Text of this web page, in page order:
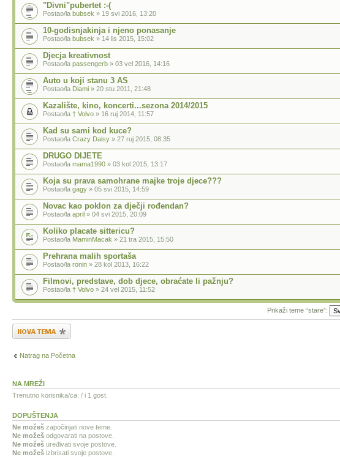
"Divni"pubertet :-(
Postao/la bubsek » 19 svi 2016, 13:20
10-godisnjakinja i njeno ponasanje
Postao/la bubsek » 14 lis 2015, 15:02
Djecja kreativnost
Postao/la passengerb » 03 vel 2016, 14:16
Auto u koji stanu 3 AS
Postao/la Diami » 20 stu 2011, 21:48
Kazalište, kino, koncerti...sezona 2014/2015
Postao/la † Volvo » 16 ruj 2014, 11:57
Kad su sami kod kuce?
Postao/la Crazy Daisy » 27 ruj 2015, 08:35
DRUGO DIJETE
Postao/la mama1990 » 03 kol 2015, 13:17
Koja su prava samohrane majke troje djece???
Postao/la gagy » 05 svi 2015, 14:59
Novac kao poklon za dječji rođendan?
Postao/la april » 04 svi 2015, 20:09
Koliko placate sittericu?
Postao/la MaminMacak » 21 tra 2015, 15:50
Prehrana malih sportaša
Postao/la ronin » 28 kol 2013, 16:22
Filmovi, predstave, dob djece, obraćate li pažnju?
Postao/la † Volvo » 24 vel 2015, 11:52
Prikaži teme “stare”:
Započni novu temu
Natrag na Početna
NA MREŽI
Trenutno korisnika/ca: / i 1 gost.
DOPUŠTENJA
Ne možeš započinjati nove teme.
Ne možeš odgovarati na postove.
Ne možeš uređivati svoje postove.
Ne možeš izbrisati svoje postove.